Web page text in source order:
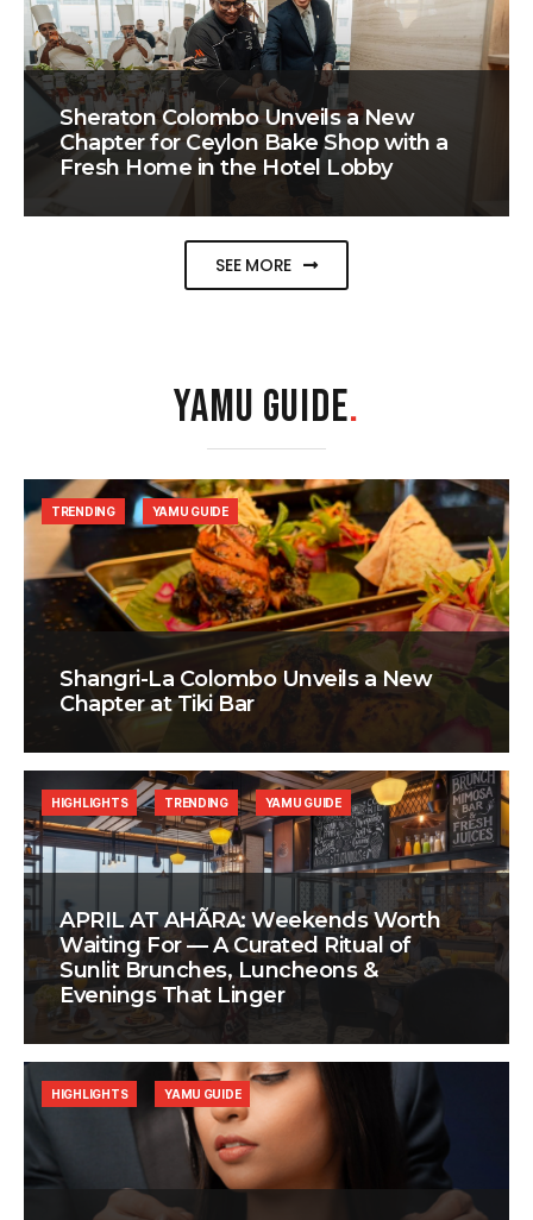
Sheraton Colombo Unveils a New
Chapter for Ceylon Bake Shop with a
Fresh Home in the Hotel Lobby
SEE MORE
YAMU GUIDE.
Shangri-La Colombo Unveils a New
Chapter at Tiki Bar
TRENDING YAMU GUIDE
APRIL AT AHÃRA: Weekends Worth
Waiting For — A Curated Ritual of
Sunlit Brunches, Luncheons &
Evenings That Linger
HIGHLIGHTS TRENDING YAMU GUIDE
HIGHLIGHTS YAMU GUIDE